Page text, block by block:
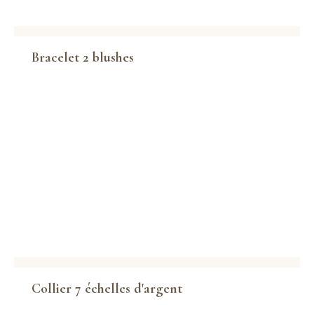
Bracelet 2 blushes
Collier 7 échelles d'argent